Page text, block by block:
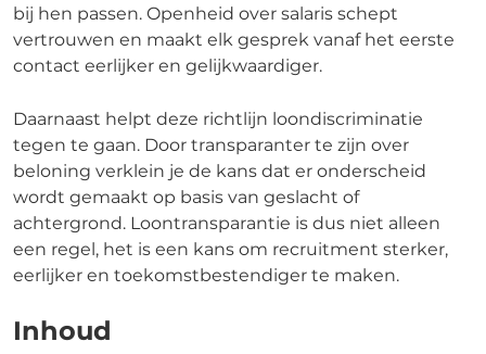
bij hen passen. Openheid over salaris schept
vertrouwen en maakt elk gesprek vanaf het eerste
contact eerlijker en gelijkwaardiger.
Daarnaast helpt deze richtlijn loondiscriminatie
tegen te gaan. Door transparanter te zijn over
beloning verklein je de kans dat er onderscheid
wordt gemaakt op basis van geslacht of
achtergrond. Loontransparantie is dus niet alleen
een regel, het is een kans om recruitment sterker,
eerlijker en toekomstbestendiger te maken.
Inhoud